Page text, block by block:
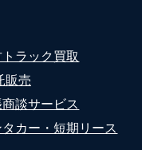
ラック買取
販売
商談サービス
タカー・短期リース